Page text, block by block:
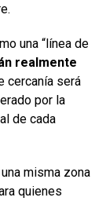
una “línea de
realmente
cercanía será
por la
de cada
misma zona
quienes